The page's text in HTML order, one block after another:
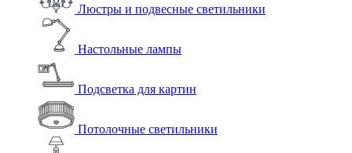
Люстры и подвесные светильники
Настольные лампы
Подсветка для картин
Потолочные светильники